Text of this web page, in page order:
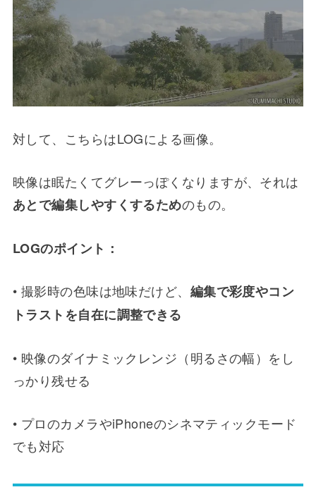
対して、こちらはLOGによる画像。
映像は眠たくてグレーっぽくなりますが、それは
あとで編集しやすくするためのもの。
LOGのポイント：
• 撮影時の色味は地味だけど、 編集で彩度やコン
トラストを自在に調整できる
• 映像のダイナミックレンジ（明るさの幅）をし
っかり残せる
• プロのカメラやiPhoneのシネマティックモード
でも対応